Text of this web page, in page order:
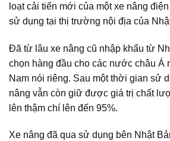
loạt cải tiến mới của một xe nâng
sử dụng tại thị trường nội địa của
Đã từ lâu xe nâng cũ nhập khẩu từ
chọn hàng đầu cho các nước châu Á
Nam nói riêng. Sau một thời gian sử
nâng vẫn còn giữ được giá trị chất
lên thậm chí lên đến 95%.
Xe nâng đã qua sử dụng bên Nhật